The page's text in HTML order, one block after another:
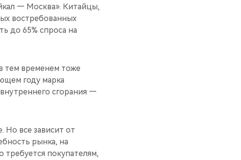
— Москва». Китайцы,
востребованных
до 65% спроса на
тем временем тоже
году марка
сгорания —
Но все зависит от
рынка, на
требуется покупателям,